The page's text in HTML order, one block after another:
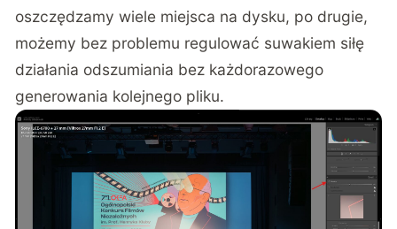
oszczędzamy wiele miejsca na dysku, po drugie,
możemy bez problemu regulować suwakiem siłę
działania odszumiania bez każdorazowego
generowania kolejnego pliku.